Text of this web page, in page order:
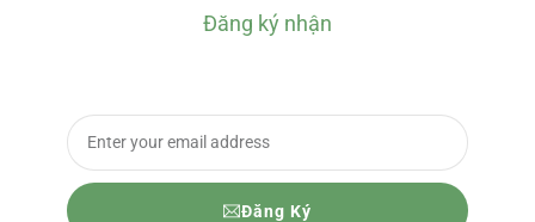
Đăng ký nhận
Đăng Ký